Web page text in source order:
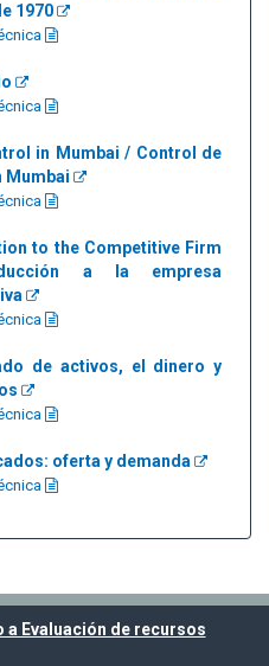
1970
in Mumbai / Control de
Mumbai
to the Competitive Firm
a la empresa
de activos, el dinero y
oferta y demanda
a Evaluación de recursos